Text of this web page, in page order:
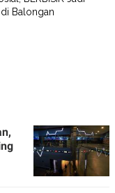
Balongan